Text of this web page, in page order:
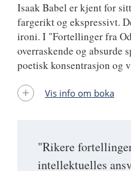
"Rikere
intellektuelles
Isaak Babel er kjent for
fargerikt og ekspressivt.
ironi. I "Fortellinger fra
overraskende og absurde
poetisk konsentrasjon og
Vis info om boka